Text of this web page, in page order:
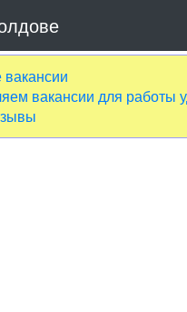
вакансии
вакансии для работы